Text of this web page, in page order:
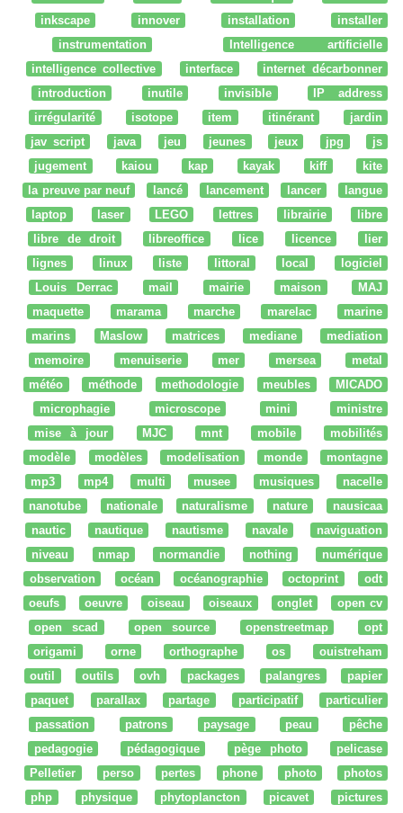
inkscape
innover installation
installer
instrumentation
Intelligence artificielle
intelligence collective
interface
internet décarbonner
introduction
inutile invisible
IP address
irrégularité
isotope item itinérant
jardin
jav script
java jeu jeunes jeux jpg
js
jugement
kaiou kap kayak kiff
kite
la preuve par neuf
lancé lancement lancer
langue
laptop
laser LEGO lettres librairie
libre
libre de droit
libreoffice lice licence
lier
lignes
linux liste littoral local
logiciel
Louis Derrac
mail mairie maison
MAJ
maquette
marama marche marelac
marine
marins
Maslow matrices mediane
mediation
memoire
menuiserie mer mersea
metal
météo
méthode methodologie meubles
MICADO
microphagie
microscope mini
ministre
mise à jour
MJC mnt mobile
mobilités
modèle
modèles modelisation monde
montagne
mp3
mp4 multi musee musiques
nacelle
nanotube
nationale naturalisme nature
nausicaa
nautic
nautique nautisme navale
naviguation
niveau
nmap normandie nothing
numérique
observation
océan océanographie octoprint
odt
oeufs
oeuvre oiseau oiseaux onglet
open cv
open scad
open source openstreetmap
opt
origami
orne orthographe os
ouistreham
outil
outils ovh packages palangres
papier
paquet
parallax partage participatif
particulier
passation
patrons paysage peau
pêche
pedagogie
pédagogique pège photo
pelicase
Pelletier
perso pertes phone photo
photos
php
physique phytoplancton picavet
pictures